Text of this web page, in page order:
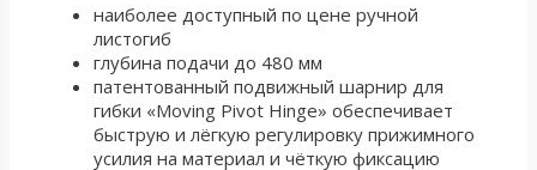
наиболее доступный по цене ручной
листогиб
глубина подачи до 480 мм
патентованный подвижный шарнир для
гибки «Moving Pivot Hinge» обеспечивает
быструю и лёгкую регулировку прижимного
усилия на материал и чёткую фиксацию